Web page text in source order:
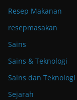
Resep Makanan
resepmasakan
Sains
Sains & Teknologi
Sains dan Teknologi
Sejarah